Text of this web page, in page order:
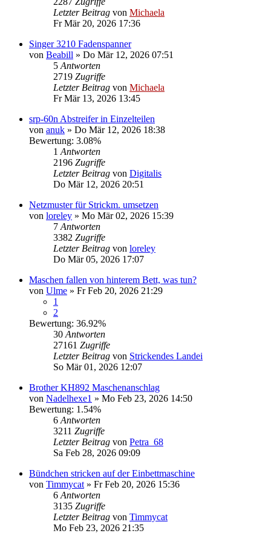
Letzter Beitrag von Michaela
Fr Mär 20, 2026 17:36
Singer 3210 Fadenspanner
von Beabill » Do Mär 12, 2026 07:51
5 Antworten
2719 Zugriffe
Letzter Beitrag von Michaela
Fr Mär 13, 2026 13:45
srp-60n Abstreifer in Einzelteilen
von anuk » Do Mär 12, 2026 18:38
Bewertung: 3.08%
1 Antworten
2196 Zugriffe
Letzter Beitrag von Digitalis
Do Mär 12, 2026 20:51
Netzmuster für Strickm. umsetzen
von loreley » Mo Mär 02, 2026 15:39
7 Antworten
3382 Zugriffe
Letzter Beitrag von loreley
Do Mär 05, 2026 17:07
Maschen fallen von hinterem Bett, was tun?
von Ulme » Fr Feb 20, 2026 21:29
1
2
Bewertung: 36.92%
30 Antworten
27161 Zugriffe
Letzter Beitrag von Strickendes Landei
So Mär 01, 2026 12:07
Brother KH892 Maschenanschlag
von Nadelhexe1 » Mo Feb 23, 2026 14:50
Bewertung: 1.54%
6 Antworten
3211 Zugriffe
Letzter Beitrag von Petra_68
Sa Feb 28, 2026 09:09
Bündchen stricken auf der Einbettmaschine
von Timmycat » Fr Feb 20, 2026 15:36
6 Antworten
3135 Zugriffe
Letzter Beitrag von Timmycat
Mo Feb 23, 2026 21:35